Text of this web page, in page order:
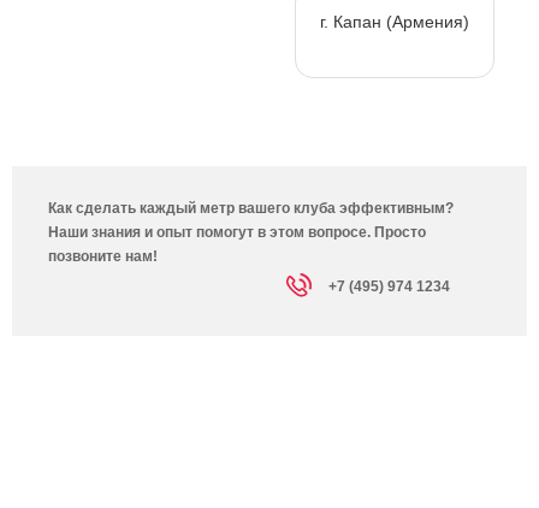
г. Капан (Армения)
Как сделать каждый метр вашего клуба эффективным?
Наши знания и опыт помогут в этом вопросе. Просто
позвоните нам!
+7 (495) 974 1234